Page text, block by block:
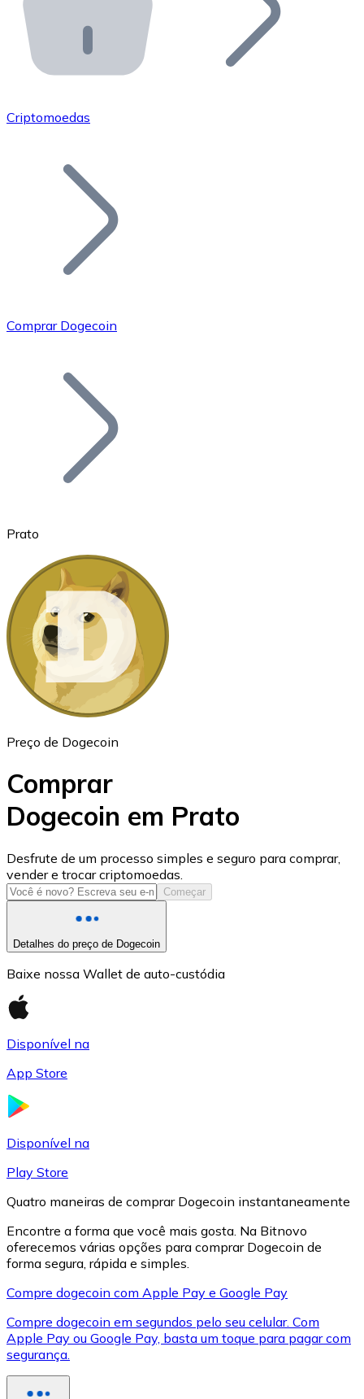
API Bitnovo
Integre nossa API no seu ecossistema.
Junte-se à nossa rede de revendedores e comercialize
Adicione o token do seu projeto ao nosso serviço de
Bitcoin
Ethereum
ETH
USD Coin
USDC
XRP
XRP
Criptomoedas
Comprar Dogecoin
Prato
Preço de Dogecoin
Comprar
Dogecoin em Prato
Desfrute de um processo simples e seguro para comprar,
vender e trocar criptomoedas.
Começar
Detalhes do preço de Dogecoin
Baixe nossa Wallet de auto-custódia
Disponível na
App Store
Disponível na
Play Store
Quatro maneiras de comprar Dogecoin instantaneamente
Encontre a forma que você mais gosta. Na Bitnovo
oferecemos várias opções para comprar Dogecoin de
forma segura, rápida e simples.
Compre dogecoin com Apple Pay e Google Pay
Compre dogecoin em segundos pelo seu celular. Com
Apple Pay ou Google Pay, basta um toque para pagar com
segurança.